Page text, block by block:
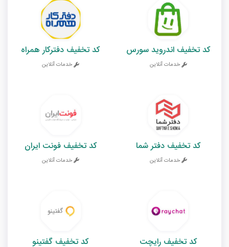
کد تخفیف اندروید سورس
خدمات آنلاین
کد تخفیف دفترکار همراه
خدمات آنلاین
کد تخفیف دفتر شما
خدمات آنلاین
کد تخفیف فونت ایران
خدمات آنلاین
کد تخفیف رایچت کد تخفیف گفتینو